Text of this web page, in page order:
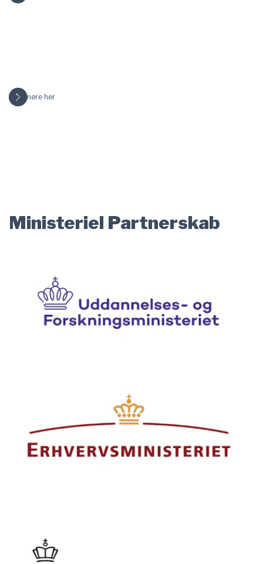
Læs mere her
Ministeriel Partnerskab